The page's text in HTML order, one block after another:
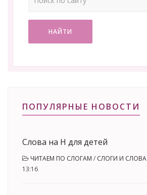
НАЙТИ
ПОПУЛЯРНЫЕ НОВОСТИ
Слова на Н для детей
ЧИТАЕМ ПО СЛОГАМ / СЛОГИ И СЛОВА
13:16